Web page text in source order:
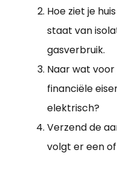
Hoe ziet je
staat van
gasverbruik.
Naar wat
financiële
elektrisch?
Verzend de
volgt er een